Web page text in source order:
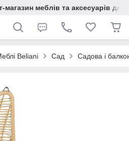
магазин меблів та аксесуарів для
Beliani Сад Садова і